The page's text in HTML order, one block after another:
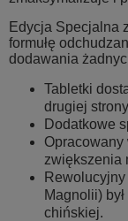
Edycja Specjalna
formułę
dodawania
Tabletki
drugiej
Dodatkowe
Opracowany
zwiększenia
Magnolii)
chińskiej.